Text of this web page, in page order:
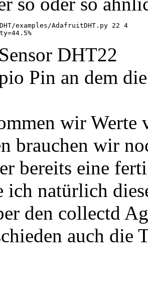
examples/AdafruitDHT.py 22 4
DHT22
Pin an dem
wir Werte
brauchen wir
bereits eine
ich natürlich
den collectd
auch die